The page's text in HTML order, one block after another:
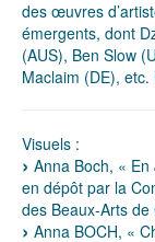
des œuvres
émergents, dont
(AUS), Ben Slow
Maclaim (DE),
Visuels :
Anna Boch, « En
en dépôt par la
des Beaux-Arts de
Anna BOCH, «